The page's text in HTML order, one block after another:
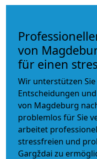
von
für einen
Wir unterstützen
Entscheidungen
von Magdeburg
problemlos für Sie
arbeitet
stressfreien und
Gargždai zu